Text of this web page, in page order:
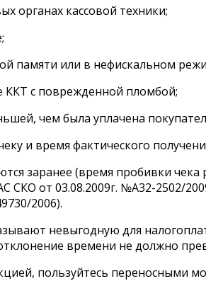
органах кассовой техники;
памяти или в нефискальном
с поврежденной пломбой;
чем была уплачена
и время фактического
заранее (время пробивки
от 03.08.2009г. №А32-2502/
2006).
невыгодную для
времени не должно
пользуйтесь переносными